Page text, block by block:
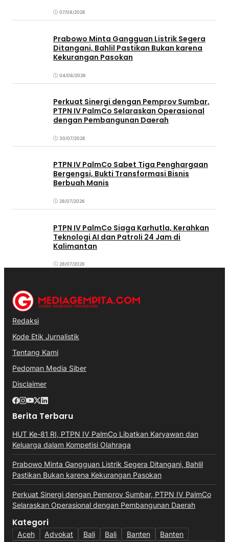
07/08/2026
Prabowo Minta Gangguan Listrik Segera
Ditangani, Bahlil Pastikan Bukan karena
Kekurangan Pasokan
04/08/2026
Perkuat Sinergi dengan Pemprov Sumbar,
PTPN IV PalmCo Selaraskan Operasional
dengan Pembangunan Daerah
30/07/2026
PTPN IV PalmCo Sabet Tiga Penghargaan
Bergengsi, Bukti Transformasi Bisnis
Berbuah Manis
28/07/2026
PTPN IV PalmCo Siaga Karhutla, Kerahkan
Teknologi AI dan Patroli 24 Jam di
Kalimantan
28/07/2026
Redaksi
Kode Etik Jurnalistik
Tentang Kami
Pedoman Media Siber
Disclaimer
Berita Terbaru
HUT Ke-81 RI, PTPN IV PalmCo Libatkan Karyawan dan
Keluarga dalam Kompetisi Olahraga
Prabowo Minta Gangguan Listrik Segera Ditangani, Bahlil
Pastikan Bukan karena Kekurangan Pasokan
Perkuat Sinergi dengan Pemprov Sumbar, PTPN IV PalmCo
Selaraskan Operasional dengan Pembangunan Daerah
Kategori
Aceh Advokat Bali Bali Banten Banten